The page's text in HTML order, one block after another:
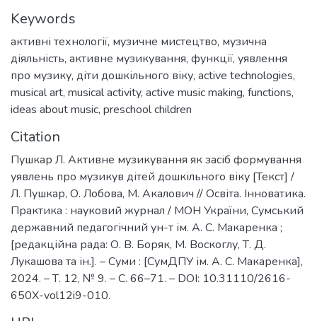
Keywords
активні технології, музичне мистецтво, музична
діяльність, активне музикування, функції, уявлення
про музику, діти дошкільного віку, active technologies,
musical art, musical activity, active music making, functions,
ideas about music, preschool children
Citation
Пушкар Л. Активне музикування як засіб формування
уявлень про музикув дітей дошкільного віку [Текст] /
Л. Пушкар, О. Лобова, М. Акалович // Освіта. Інноватика.
Практика : науковий журнал / МОН України, Сумський
державний педагогічний ун-т ім. А. С. Макаренка ;
[редакційна рада: О. В. Боряк, М. Воскоглу, Т. Д.
Лукашова та ін.]. – Суми : [СумДПУ ім. А. С. Макаренка],
2024. – Т. 12, № 9. – С. 66–71. – DOI: 10.31110/2616-
650X-vol12i9-010.